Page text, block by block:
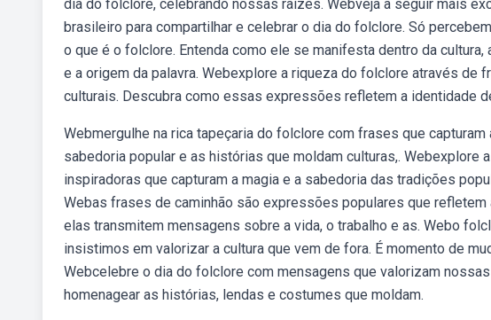
dia do folclore, celebrando nossas raízes. Webveja a seguir mais
brasileiro para compartilhar e celebrar o dia do folclore. Só
o que é o folclore. Entenda como ele se manifesta dentro da
e a origem da palavra. Webexplore a riqueza do folclore através de
culturais. Descubra como essas expressões refletem a identidade
Webmergulhe na rica tapeçaria do folclore com frases que
sabedoria popular e as histórias que moldam culturas,.
inspiradoras que capturam a magia e a sabedoria das tradições
Webas frases de caminhão são expressões populares que
elas transmitem mensagens sobre a vida, o trabalho e as. Webo
insistimos em valorizar a cultura que vem de fora. É momento de
Webcelebre o dia do folclore com mensagens que valorizam
homenagear as histórias, lendas e costumes que moldam.